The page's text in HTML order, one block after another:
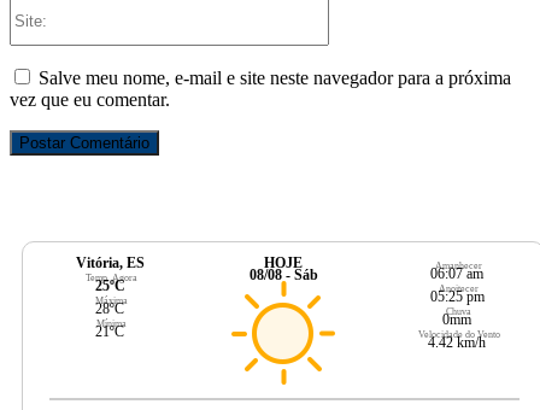
Salve meu nome, e-mail e site neste navegador para a próxima
vez que eu comentar.
Vitória, ES
Temp. Agora
25ºC
Máxima
28ºC
Mínima
21ºC
HOJE
08/08 - Sáb
Amanhecer
06:07 am
Anoitecer
05:25 pm
Chuva
0mm
Velocidade do Vento
4.42 km/h